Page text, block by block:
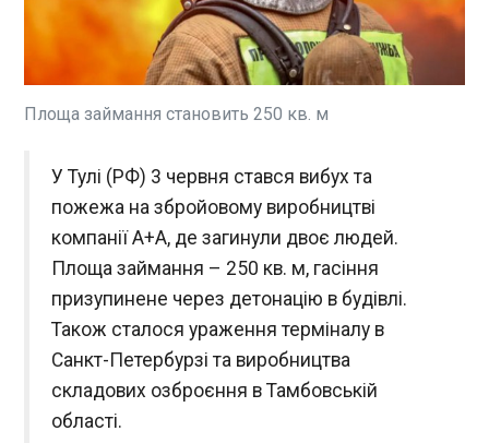
протест Україні через морський дрон, знайдений
на узбережжі острова Лефкада. Про це в
середу, 3 червня, повідомило Kathimerini з
Зохіу.
ЧИТАТЬ
У Греції пропонують безкоштовне житло за
догляд за кішками на острові
22:48:41
На грецькому острові Сірос пропонують
безкоштовне житло за догляд за кішками. Про
це повідомив Bild у неділю, 31 травня. Вказано,
що зоозахисна організація Syroscats шукає
волонтерів на 2027 рік: їм пропонують
безкоштовне проживання, сніданок та оплату
комунальних витрат на острові Сірос в
Егейському морі. Натомість потрібно близько
ЧИТАТЬ
Площа займання становить 250 кв. м
У Тулі (РФ) 3 червня стався вибух та
пожежа на збройовому виробництві
компанії А+А, де загинули двоє людей.
Площа займання – 250 кв. м, гасіння
призупинене через детонацію в будівлі.
Також сталося ураження терміналу в
Санкт-Петербурзі та виробництва
складових озброєння в Тамбовській
області.